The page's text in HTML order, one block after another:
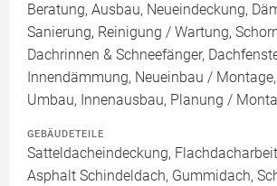
Beratung, Ausbau, Neueindeckung,
Sanierung, Reinigung / Wartung,
Dachrinnen & Schneefänger,
Innendämmung, Neueinbau /
Umbau, Innenausbau, Planung /
GEBÄUDETEILE
Satteldacheindeckung,
Asphalt Schindeldach, Gummidach,